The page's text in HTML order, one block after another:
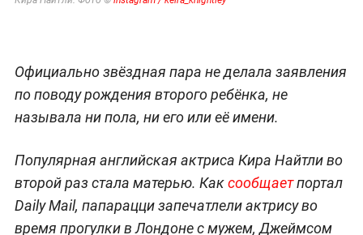
Официально звёздная пара не делала заявления
по поводу рождения второго ребёнка, не
называла ни пола, ни его или её имени.
Популярная английская актриса Кира Найтли во
второй раз стала матерью. Каксообщаетпортал
Daily Mail, папарацци запечатлели актрису во
время прогулки в Лондоне с мужем, Джеймсом